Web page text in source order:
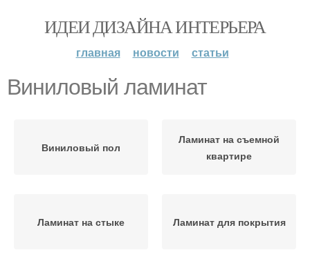
ИДЕИ ДИЗАЙНА ИНТЕРЬЕРА
главная новости статьи
Виниловый ламинат
Виниловый пол
Ламинат на съемной
квартире
Ламинат на стыке Ламинат для покрытия